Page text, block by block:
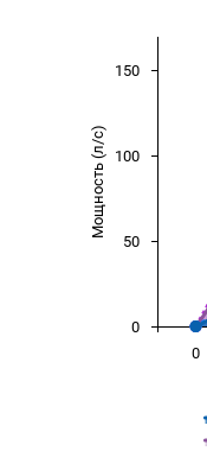
Мощность (л/с)
0
0
50
100
150